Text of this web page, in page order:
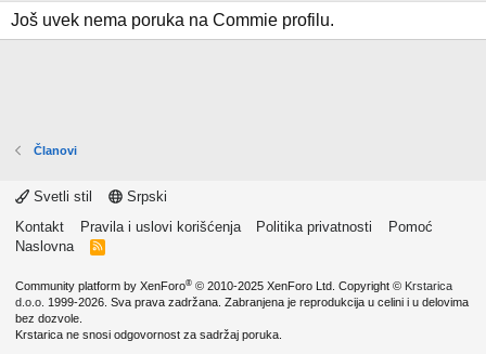
Još uvek nema poruka na Commie profilu.
Članovi
Svetli stil
Srpski
Kontakt
Pravila i uslovi korišćenja Politika privatnosti
Pomoć
Naslovna
R
Community platform by XenForo® © 2010-2025 XenForo Ltd. Copyright © Krstarica
d.o.o. 1999-2026. Sva prava zadržana. Zabranjena je reprodukcija u celini i u delovima
bez dozvole.
Krstarica ne snosi odgovornost za sadržaj poruka.